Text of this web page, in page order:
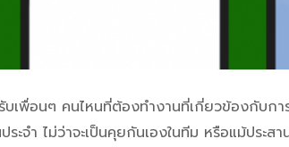
เพื่อนๆ คนไหนที่ต้องทำงานที่เกี่ยวข้องกับ
ะจำ ไม่ว่าจะเป็นคุยกันเองในทีม หรือแม้ปร